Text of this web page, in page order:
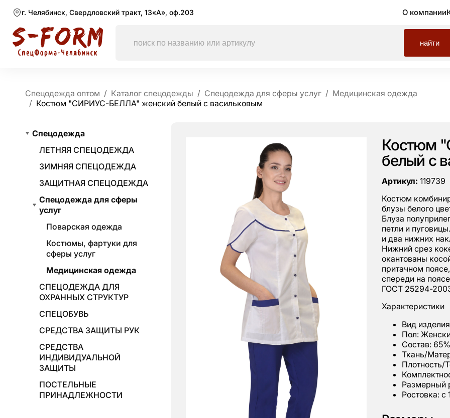
г. Челябинск, Свердловский тракт, 13«А», оф.203 О компании
найти
Спецодежда оптом Каталог спецодежды Спецодежда для сферы услуг
Медицинская одежда
Костюм "СИРИУС-БЕЛЛА" женский белый с васильковым
Спецодежда
ЛЕТНЯЯ СПЕЦОДЕЖДА
ЗИМНЯЯ СПЕЦОДЕЖДА
ЗАЩИТНАЯ СПЕЦОДЕЖДА
Спецодежда для сферы
услуг
Поварская одежда
Костюмы, фартуки для
сферы услуг
Медицинская одежда
СПЕЦОДЕЖДА ДЛЯ
ОХРАННЫХ СТРУКТУР
СПЕЦОБУВЬ
СРЕДСТВА ЗАЩИТЫ РУК
СРЕДСТВА
ИНДИВИДУАЛЬНОЙ
ЗАЩИТЫ
ПОСТЕЛЬНЫЕ
ПРИНАДЛЕЖНОСТИ
Костюм
белый с
Артикул: 119739
Костюм
блузы белого
Блуза
петли и
и два нижних
Нижний срез
окантованы
притачном
спереди на
ГОСТ 25294-
Характеристики
Вид
Пол:
Состав:
Ткань/
Плотность/
Размерный
Ростовка: с